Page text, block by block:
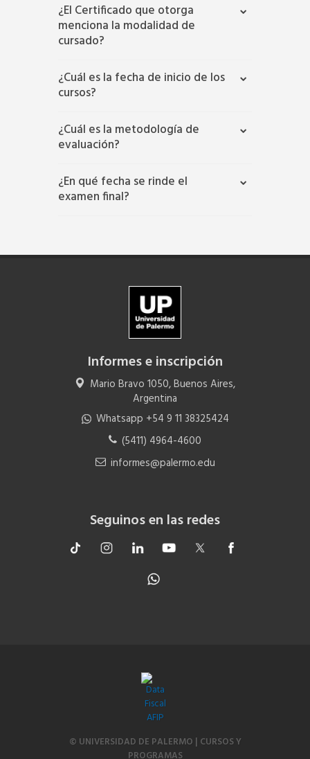
¿El Certificado que otorga
menciona la modalidad de
cursado?
¿Cuál es la fecha de inicio de los
cursos?
¿Cuál es la metodología de
evaluación?
¿En qué fecha se rinde el
examen final?
Informes e inscripción
Mario Bravo 1050, Buenos Aires,
Argentina
Whatsapp +54 9 11 38325424
(5411) 4964-4600
informes@palermo.edu
Seguinos en las redes
© UNIVERSIDAD DE PALERMO | CURSOS Y
PROGRAMAS